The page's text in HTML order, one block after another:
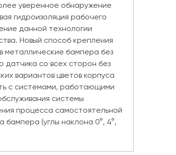
уверенное обнаружение
гидроизоляция рабочего
данной технологии
Новый способ крепления
металлические бампера без
со всех сторон без
вариантов цветов корпуса
с системами, работающими
системы
процесса самостоятельной
(углы наклона 0°, 4°,